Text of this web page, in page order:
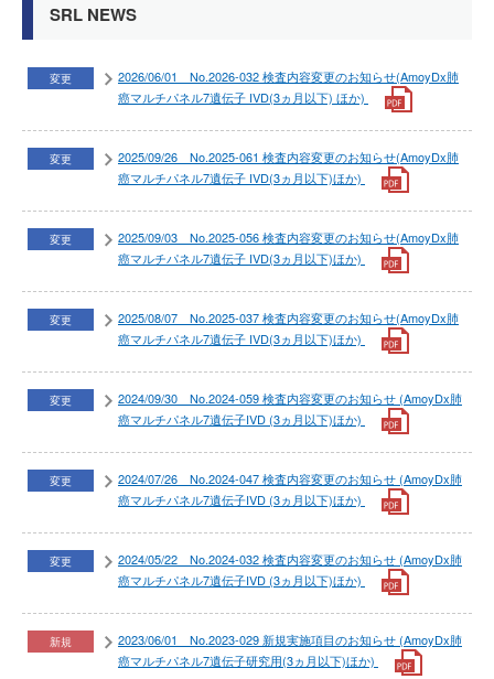
SRL NEWS
変更
2026/06/01 No.2026-032 検査内容変更のお知らせ(AmoyDx肺
癌マルチパネル7遺伝子 IVD(3ヵ月以下) ほか)
変更
2025/09/26 No.2025-061 検査内容変更のお知らせ(AmoyDx肺
癌マルチパネル7遺伝子 IVD(3ヵ月以下)ほか)
変更
2025/09/03 No.2025-056 検査内容変更のお知らせ(AmoyDx肺
癌マルチパネル7遺伝子 IVD(3ヵ月以下)ほか)
変更
2025/08/07 No.2025-037 検査内容変更のお知らせ(AmoyDx肺
癌マルチパネル7遺伝子 IVD(3ヵ月以下)ほか)
変更
2024/09/30 No.2024-059 検査内容変更のお知らせ (AmoyDx肺
癌マルチパネル7遺伝子IVD (3ヵ月以下)ほか)
変更
2024/07/26 No.2024-047 検査内容変更のお知らせ (AmoyDx肺
癌マルチパネル7遺伝子IVD (3ヵ月以下)ほか)
変更
2024/05/22 No.2024-032 検査内容変更のお知らせ (AmoyDx肺
癌マルチパネル7遺伝子IVD (3ヵ月以下)ほか)
新規
2023/06/01 No.2023-029 新規実施項目のお知らせ (AmoyDx肺
癌マルチパネル7遺伝子研究用(3ヵ月以下)ほか)